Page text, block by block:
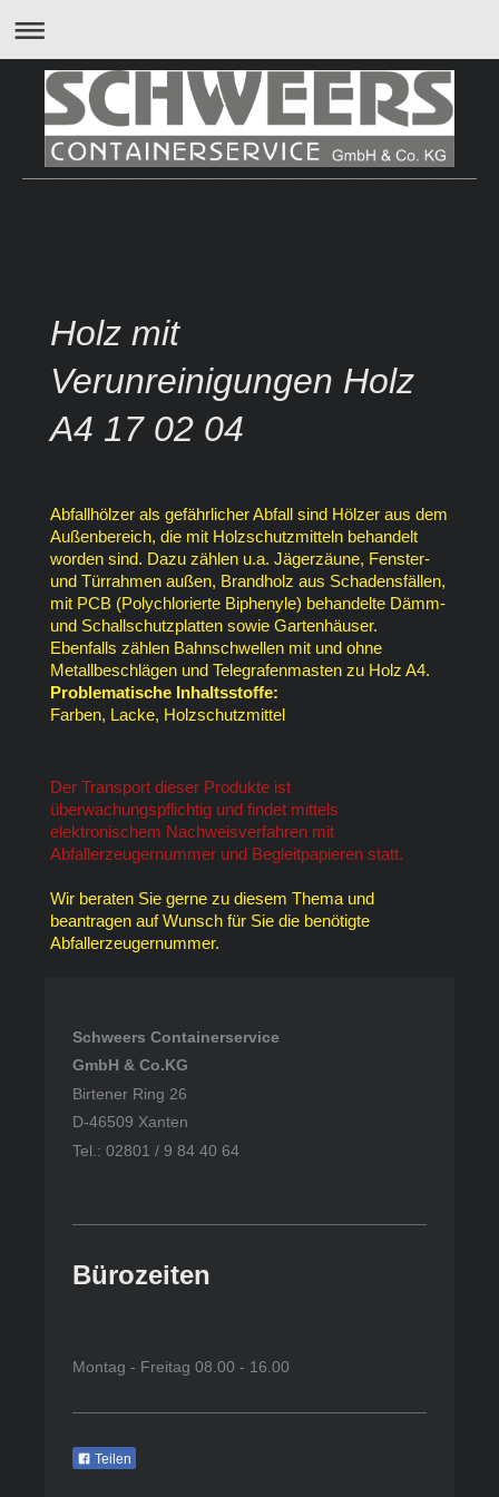
Holz mit
Verunreinigungen Holz
A4 17 02 04
Abfallhölzer als gefährlicher Abfall sind Hölzer aus dem
Außenbereich, die mit Holzschutzmitteln behandelt
worden sind. Dazu zählen u.a. Jägerzäune, Fenster-
und Türrahmen außen, Brandholz aus Schadensfällen,
mit PCB (Polychlorierte Biphenyle) behandelte Dämm-
und Schallschutzplatten sowie Gartenhäuser.
Ebenfalls zählen Bahnschwellen mit und ohne
Metallbeschlägen und Telegrafenmasten zu Holz A4.
Problematische Inhaltsstoffe:
Farben, Lacke, Holzschutzmittel
Der Transport dieser Produkte ist
überwachungspflichtig und findet mittels
elektronischem Nachweisverfahren mit
Abfallerzeugernummer und Begleitpapieren statt.
Wir beraten Sie gerne zu diesem Thema und
beantragen auf Wunsch für Sie die benötigte
Abfallerzeugernummer.
Schweers Containerservice
GmbH & Co.KG
Birtener Ring 26
D-46509 Xanten
Tel.: 02801 / 9 84 40 64
Bürozeiten
Montag - Freitag 08.00 - 16.00
Teilen